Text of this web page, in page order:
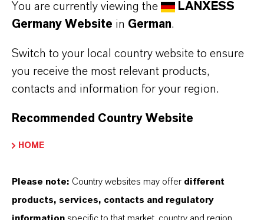
Xing
You are currently viewing the
LANXESS
Germany Website in German.
Switch to your local country website to ensure
you receive the most relevant products,
contacts and information for your region.
Recommended Country Website
HOME
Please note: Country websites may offer different
products, services, contacts and regulatory